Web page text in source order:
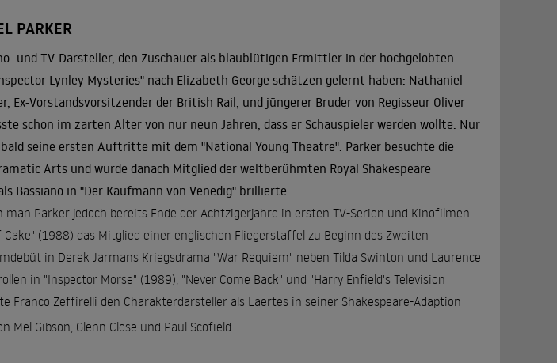
PARKER
und TV-Darsteller, den Zuschauer als blaublütigen Ermittler in der hochgelobten
Lynley Mysteries" nach Elizabeth George schätzen gelernt haben: Nathaniel
Ex-Vorstandsvorsitzender der British Rail, und jüngerer Bruder von Regisseur Oliver
schon im zarten Alter von nur neun Jahren, dass er Schauspieler werden wollte. Nur
seine ersten Auftritte mit dem "National Young Theatre". Parker besuchte die
Arts und wurde danach Mitglied der weltberühmten Royal Shakespeare
Bassiano in "Der Kaufmann von Venedig" brillierte.
Parker jedoch bereits Ende der Achtzigerjahre in ersten TV-Serien und Kinofilmen.
Cake" (1988) das Mitglied einer englischen Fliegerstaffel zu Beginn des Zweiten
in Derek Jarmans Kriegsdrama "War Requiem" neben Tilda Swinton und Laurence
in "Inspector Morse" (1989), "Never Come Back" und "Harry Enfield's Television
Franco Zeffirelli den Charakterdarsteller als Laertes in seiner Shakespeare-Adaption
Mel Gibson, Glenn Close und Paul Scofield.